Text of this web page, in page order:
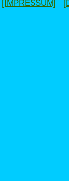
[IMPRESSUM]